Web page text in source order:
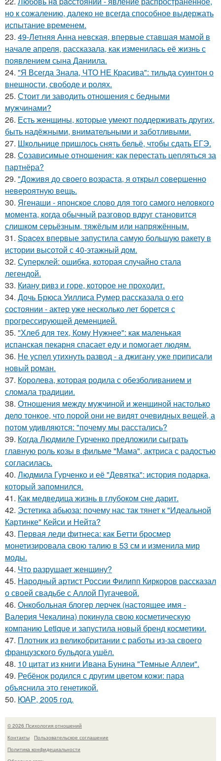
но к сожалению, далеко не всегда способное выдержать
испытание временем.
23. 49-Летняя Анна невская, впервые ставшая мамой в
начале апреля, рассказала, как изменилась её жизнь с
появлением сына Даниила.
24. "Я Всегда Знала, ЧТО НЕ Красива": тильда суинтон о
внешности, свободе и ролях.
25. Стоит ли заводить отношения с бедными
мужчинами?
26. Есть женщины, которые умеют поддерживать других,
быть надёжными, внимательными и заботливыми.
27. Школьнице пришлось снять бельё, чтобы сдать ЕГЭ.
28. Созависимые отношения: как перестать цепляться за
партнёра?
29. "Доживя до своего возpаста, я открыл совершенно
невероятную вещь.
30. Ягенаши - японское слово для того самого неловкого
момента, когда обычный разговор вдруг становится
слишком серьёзным, тяжёлым или напряжённым.
31. Spacex впервые запустила самую большую ракету в
истории высотой с 40-этажный дом.
32. Суперклей: ошибка, которая случайно стала
легендой.
33. Киану ривз и горе, которое не проходит.
34. Дочь Брюса Уиллиса Румер рассказала о его
состоянии - актер уже несколько лет борется с
прогрессирующей деменцией.
35. "Хлеб для тех, Кому Нужнее": как маленькая
испанская пекарня спасает еду и помогает людям.
36. Не успел утихнуть развод - а джигану уже приписали
новый роман.
37. Королева, которая родила с обезболиванием и
сломала традиции.
38. Отношения между мужчиной и женщиной настолько
дело тонкое, что порой они не видят очевидных вещей, а
потом удивляются: "почему мы расстались?
39. Когда Людмиле Гурченко предложили сыграть
главную роль козы в фильме "Мама", актриса с радостью
согласилась.
40. Людмила Гурченко и её "Девятка": история подарка,
который запомнился.
41. Как медведица жизнь в глубоком сне дарит.
42. Эстетика абьюза: почему нас так тянет к "Идеальной
Картинке" Кейси и Нейта?
43. Первая леди фитнеса: как Бетти бросмер
монетизировала свою талию в 53 см и изменила мир
моды.
44. Что разрушает женщину?
45. Народный артист России Филипп Киркоров рассказал
о своей свадьбе с Аллой Пугачевой.
46. Онкобольная блогер лерчек (настоящее имя -
Валерия Чекалина) покинула свою косметическую
компанию Letique и запустила новый бренд косметики.
47. Плотник из великобритании с работы из-за своего
французского бульдога ушёл.
48. 10 цитат из книги Ивана Бунина "Темные Аллеи".
49. Ребёнок родился с другим цветом кожи: пара
объяснила это генетикой.
50. ЮАР, 2005 год.
© 2026 Психология отношений
Контакты
Пользовательское соглашение
Политика конфидециальности